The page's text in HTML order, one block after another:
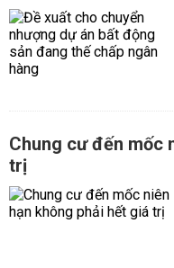
Chung cư đến mốc
trị